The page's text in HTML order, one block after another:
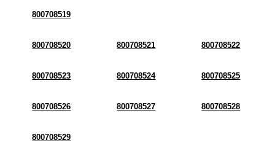
800708519
800708520 800708521 800708522
800708523 800708524 800708525
800708526 800708527 800708528
800708529